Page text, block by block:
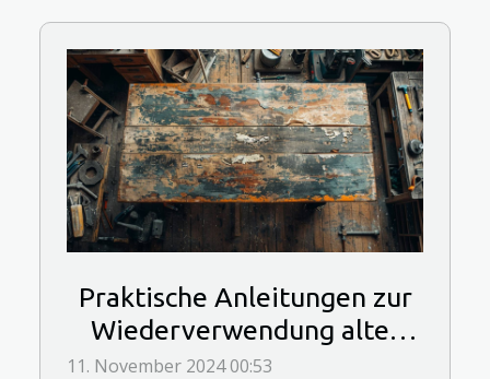
Praktische Anleitungen zur
Wiederverwendung alter
Möbelstücke
11. November 2024 00:53